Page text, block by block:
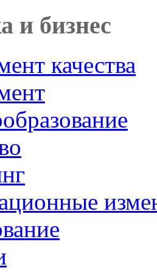
и бизнес
качества